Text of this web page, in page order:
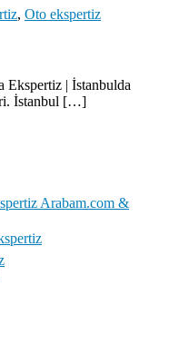
, Oto ekspertiz
Ekspertiz | İstanbulda
İstanbul […]
Arabam.com &